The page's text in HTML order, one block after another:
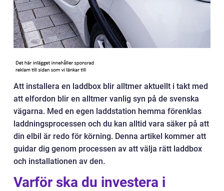
Att installera en laddbox blir alltmer aktuellt i takt med
att elfordon blir en alltmer vanlig syn på de svenska
vägarna. Med en egen laddstation hemma förenklas
laddningsprocessen och du kan alltid vara säker på att
din elbil är redo för körning. Denna artikel kommer att
guidar dig genom processen av att välja rätt laddbox
och installationen av den.
Varför ska du investera i